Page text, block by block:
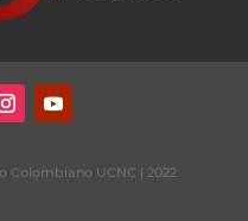
UCNC | 2022